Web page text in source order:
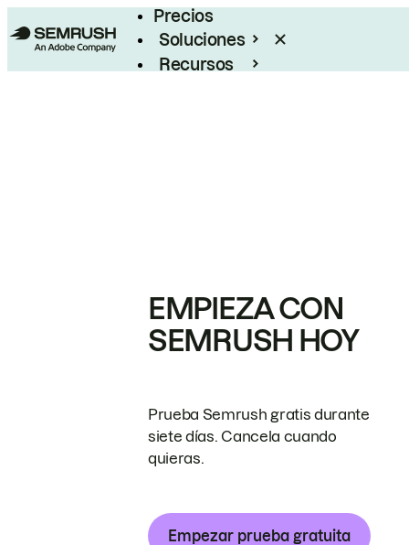
Precios
Soluciones
Recursos
EMPIEZA CON
SEMRUSH HOY
Prueba Semrush gratis durante
siete días. Cancela cuando
quieras.
Empezar prueba gratuita